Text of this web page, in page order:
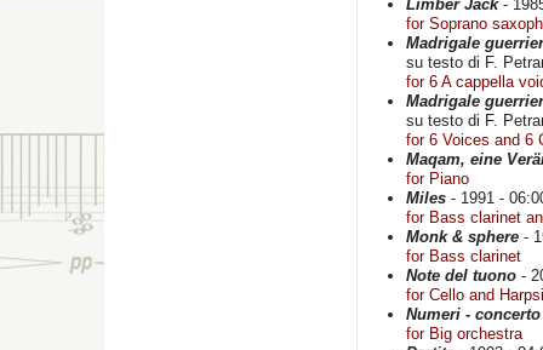
Limber Jack-
for Soprano
Madrigale
su testo di F.
for 6 A cappella
Madrigale
su testo di F.
for 6 Voices and 6
Maqam, eine
for Piano
Miles - 1991 -
for Bass clarinet
Monk & sphere -
for Bass clarinet
Note del tuono -
for Cello and
Numeri -
for Big orchestra